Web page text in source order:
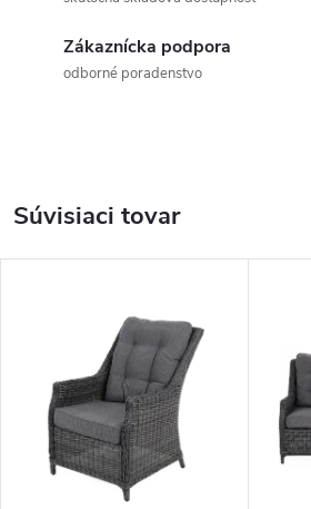
Zákaznícka podpora
odborné poradenstvo
Súvisiaci tovar